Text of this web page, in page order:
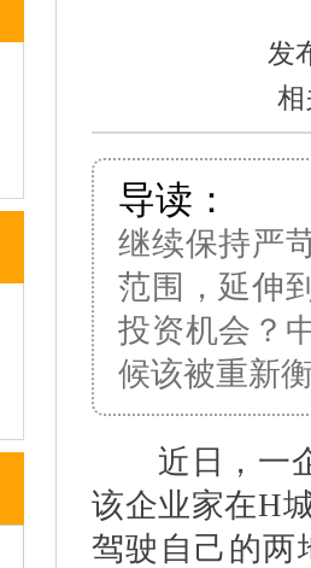
发
导读：
继续保持严
范围，延伸
投资机会？
候该被重新
近日，一企
该企业家在H
驾驶自己的两